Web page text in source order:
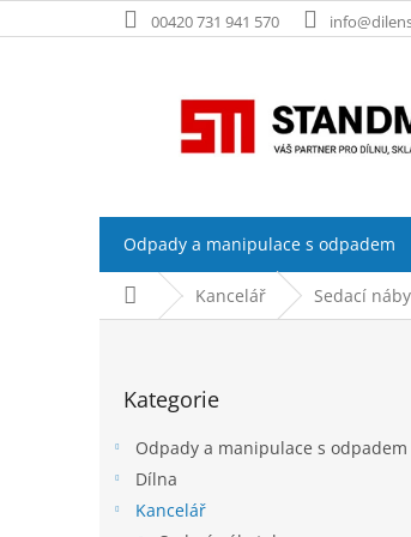
na
00420 731 941 570
Odpady a manipulace s odpadem
Domů Kancelář Sedací
kategorie
Kategorie
Odpady a manipulace s odpadem
Dílna
Kancelář